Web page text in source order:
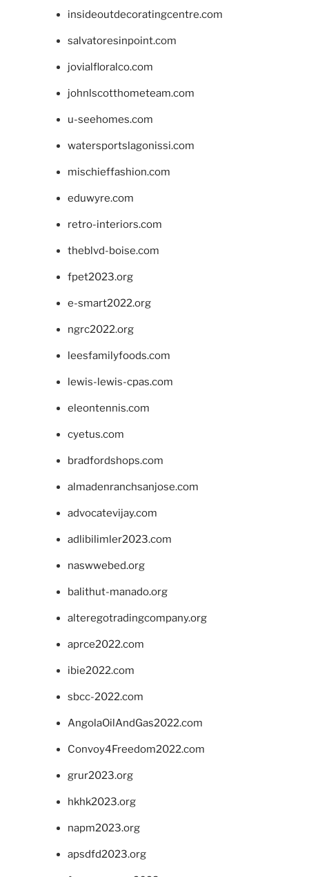
insideoutdecoratingcentre.com
salvatoresinpoint.com
jovialfloralco.com
johnlscotthometeam.com
u-seehomes.com
watersportslagonissi.com
mischieffashion.com
eduwyre.com
retro-interiors.com
theblvd-boise.com
fpet2023.org
e-smart2022.org
ngrc2022.org
leesfamilyfoods.com
lewis-lewis-cpas.com
eleontennis.com
cyetus.com
bradfordshops.com
almadenranchsanjose.com
advocatevijay.com
adlibilimler2023.com
naswwebed.org
balithut-manado.org
alteregotradingcompany.org
aprce2022.com
ibie2022.com
sbcc-2022.com
AngolaOilAndGas2022.com
Convoy4Freedom2022.com
grur2023.org
hkhk2023.org
napm2023.org
apsdfd2023.org